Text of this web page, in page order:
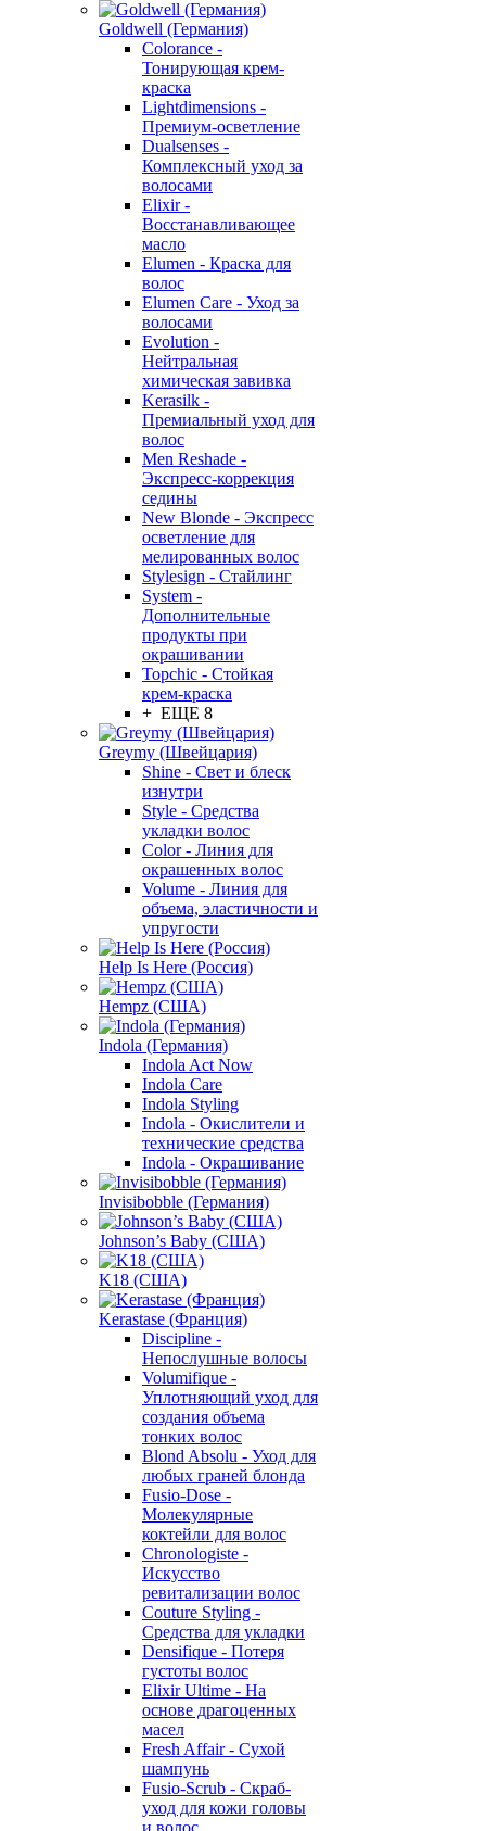
Goldwell (Германия)
Colorance -
Тонирующая крем-
краска
Lightdimensions -
Премиум-осветление
Dualsenses -
Комплексный уход за
волосами
Elixir -
Восстанавливающее
масло
Elumen - Краска для
волос
Elumen Care - Уход за
волосами
Evolution -
Нейтральная
химическая завивка
Kerasilk -
Премиальный уход для
волос
Men Reshade -
Экспресс-коррекция
седины
New Blonde - Экспресс
осветление для
мелированных волос
Stylesign - Стайлинг
System -
Дополнительные
продукты при
окрашивании
Topchic - Стойкая
крем-краска
+ ЕЩЕ 8
Greymy (Швейцария)
Shine - Свет и блеск
изнутри
Style - Средства
укладки волос
Color - Линия для
окрашенных волос
Volume - Линия для
объема, эластичности и
упругости
Help Is Here (Россия)
Hempz (США)
Indola (Германия)
Indola Act Now
Indola Care
Indola Styling
Indola - Окислители и
технические средства
Indola - Окрашивание
Invisibobble (Германия)
Johnson’s Baby (США)
K18 (США)
Kerastase (Франция)
Discipline -
Непослушные волосы
Volumifique -
Уплотняющий уход для
создания объема
тонких волос
Blond Absolu - Уход для
любых граней блонда
Fusio-Dose -
Молекулярные
коктейли для волос
Chronologiste -
Искусство
ревитализации волос
Couture Styling -
Средства для укладки
Densifique - Потеря
густоты волос
Elixir Ultime - На
основе драгоценных
масел
Fresh Affair - Сухой
шампунь
Fusio-Scrub - Скраб-
уход для кожи головы
и волос